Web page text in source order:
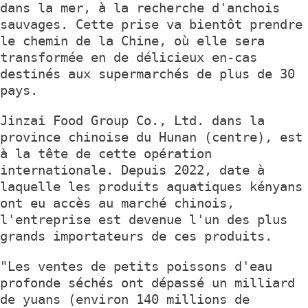
dans la mer, à la recherche d'anchois
sauvages. Cette prise va bientôt prendre
le chemin de la Chine, où elle sera
transformée en de délicieux en-cas
destinés aux supermarchés de plus de 30
pays.
Jinzai Food Group Co., Ltd. dans la
province chinoise du Hunan (centre), est
à la tête de cette opération
internationale. Depuis 2022, date à
laquelle les produits aquatiques kényans
ont eu accès au marché chinois,
l'entreprise est devenue l'un des plus
grands importateurs de ces produits.
"Les ventes de petits poissons d'eau
profonde séchés ont dépassé un milliard
de yuans (environ 140 millions de